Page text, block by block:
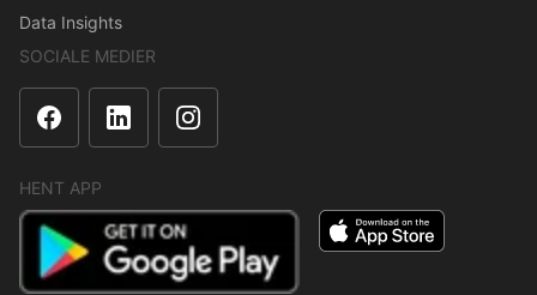
Data Insights
SOCIALE MEDIER
HENT APP